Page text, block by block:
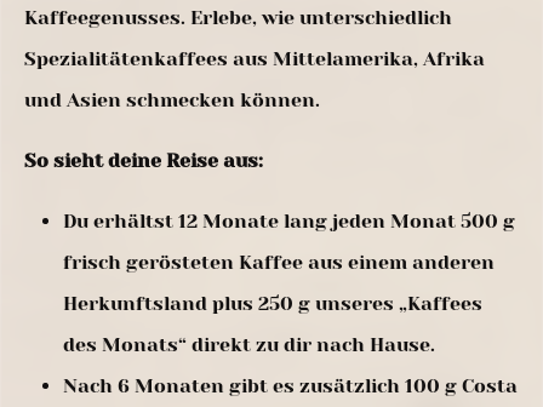
Kaffeegenusses. Erlebe, wie unterschiedlich
Spezialitätenkaffees aus Mittelamerika, Afrika
und Asien schmecken können.
So sieht deine Reise aus:
Du erhältst 12 Monate lang jeden Monat 500 g
frisch gerösteten Kaffee aus einem anderen
Herkunftsland plus 250 g unseres „Kaffees
des Monats“ direkt zu dir nach Hause.
Nach 6 Monaten gibt es zusätzlich 100 g Costa